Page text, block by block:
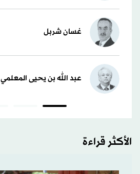
غسان شربل
عبد الله بن يحيى المعلمي
الأكثر قراءة